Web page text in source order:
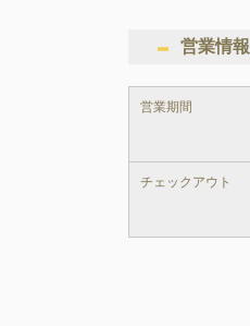
営業情報
営業期間
チェックアウト